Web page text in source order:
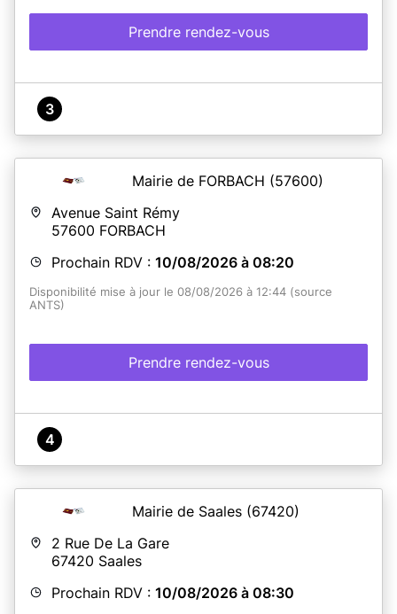
Prendre rendez-vous
3
Mairie de FORBACH (57600)
Avenue Saint Rémy
57600 FORBACH
Prochain RDV : 10/08/2026 à 08:20
Disponibilité mise à jour le 08/08/2026 à 12:44 (source
ANTS)
Prendre rendez-vous
4
Mairie de Saales (67420)
2 Rue De La Gare
67420 Saales
Prochain RDV : 10/08/2026 à 08:30